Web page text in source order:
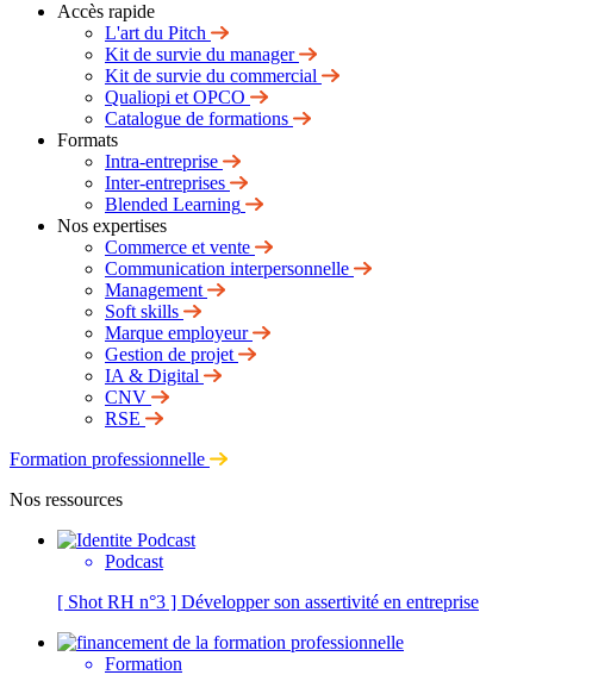
Accès rapide
L'art du Pitch
Kit de survie du manager
Kit de survie du commercial
Qualiopi et OPCO
Catalogue de formations
Formats
Intra-entreprise
Inter-entreprises
Blended Learning
Nos expertises
Commerce et vente
Communication interpersonnelle
Management
Soft skills
Marque employeur
Gestion de projet
IA & Digital
CNV
RSE
Formation professionnelle
Nos ressources
Podcast
[ Shot RH n°3 ] Développer son assertivité en entreprise
Formation